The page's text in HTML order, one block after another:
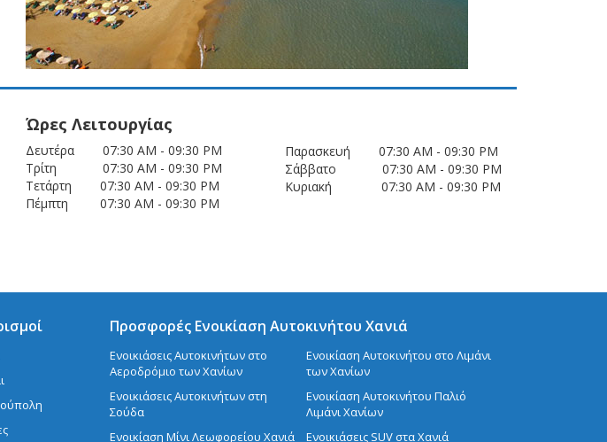
Ώρες Λειτουργίας
Δευτέρα 07:30 AM - 09:30 PM
Τρίτη 07:30 AM - 09:30 PM
Τετάρτη 07:30 AM - 09:30 PM
Πέμπτη 07:30 AM - 09:30 PM
Παρασκευή 07:30 AM - 09:30 PM
Σάββατο 07:30 AM - 09:30 PM
Κυριακή 07:30 AM - 09:30 PM
Προσφορές Ενοικίαση Αυτοκινήτου Χανιά
Ενοικιάσεις Αυτοκινήτων στο
Αεροδρόμιο των Χανίων
Ενοικίαση Aυτοκινήτου στο Λιμάνι
των Χανίων
Ενοικιάσεις Αυτοκινήτων στη
Σούδα
Ενοικίαση Αυτοκινήτου Παλιό
Λιμάνι Χανίων
Ενοικίαση Μίνι Λεωφορείου Χανιά
Ενοικιάσεις SUV στα Χανιά